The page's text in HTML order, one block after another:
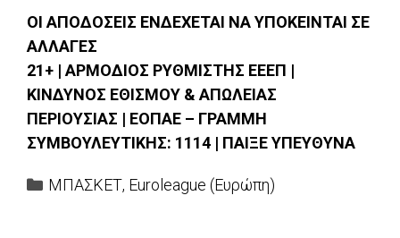
ΟΙ ΑΠΟΔΟΣΕΙΣ ΕΝΔΕΧΕΤΑΙ ΝΑ ΥΠΟΚΕΙΝΤΑΙ ΣΕ
ΑΛΛΑΓΕΣ
21+ | ΑΡΜΟΔΙΟΣ ΡΥΘΜΙΣΤΗΣ ΕΕΕΠ |
ΚΙΝΔΥΝΟΣ ΕΘΙΣΜΟΥ & ΑΠΩΛΕΙΑΣ
ΠΕΡΙΟΥΣΙΑΣ | ΕΟΠΑΕ – ΓΡΑΜΜΗ
ΣΥΜΒΟΥΛΕΥΤΙΚΗΣ: 1114 | ΠΑΙΞΕ ΥΠΕΥΘΥΝΑ
Categories
ΜΠΑΣΚΕΤ, Euroleague (Ευρώπη)